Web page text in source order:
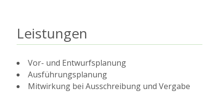
Leistungen
Vor- und Entwurfsplanung
Ausführungsplanung
Mitwirkung bei Ausschreibung und Vergabe